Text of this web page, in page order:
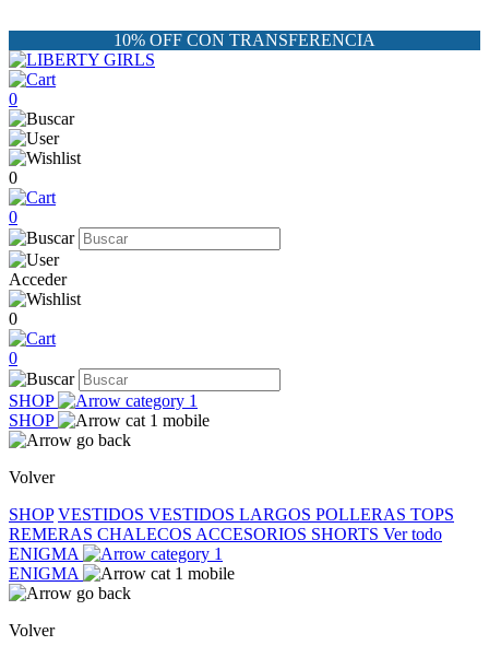
10% OFF CON TRANSFERENCIA
0
0
0
Acceder
0
0
SHOP
SHOP
Volver
SHOP VESTIDOS VESTIDOS LARGOS POLLERAS TOPS
REMERAS CHALECOS ACCESORIOS SHORTS Ver todo
ENIGMA
ENIGMA
Volver